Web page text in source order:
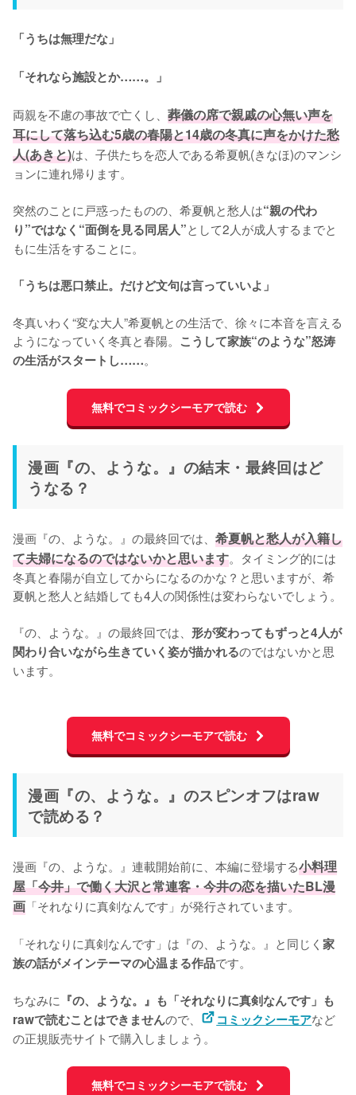
「うちは無理だな」
「それなら施設とか……。」
両親を不慮の事故で亡くし、 葬儀の席で親戚の心無い声を
耳にして落ち込む5歳の春陽と14歳の冬真に声をかけた愁
人(あきと)は、子供たちを恋人である希夏帆(きなほ)のマンシ
ョンに連れ帰ります。
突然のことに戸惑ったものの、希夏帆と愁人は“親の代わ
り”ではなく“面倒を見る同居人”として2人が成人するまでと
もに生活をすることに。
「うちは悪口禁止。だけど文句は言っていいよ」
冬真いわく“変な大人”希夏帆との生活で、徐々に本音を言える
ようになっていく冬真と春陽。 こうして家族“のような”怒涛
の生活がスタートし……。
無料でコミックシーモアで読む
漫画『の、ような。』の結末・最終回はど
うなる？
漫画『の、ような。』の最終回では、 希夏帆と愁人が入籍し
て夫婦になるのではないかと思います。タイミング的には
冬真と春陽が自立してからになるのかな？と思いますが、希
夏帆と愁人と結婚しても4人の関係性は変わらないでしょう。
『の、ような。』の最終回では、 形が変わってもずっと4人が
関わり合いながら生きていく姿が描かれるのではないかと思
います。
無料でコミックシーモアで読む
漫画『の、ような。』のスピンオフはraw
で読める？
漫画『の、ような。』連載開始前に、本編に登場する小料理
屋「今井」で働く大沢と常連客・今井の恋を描いたBL漫
画 「それなりに真剣なんです」が発行されています。
「それなりに真剣なんです」は『の、ような。』と同じく 家
族の話がメインテーマの心温まる作品です。
ちなみに 『の、ような。』も「それなりに真剣なんです」も
rawで読むことはできませんので、 コミックシーモアなど
の正規販売サイトで購入しましょう。
無料でコミックシーモアで読む